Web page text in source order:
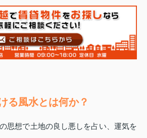
る風水とは何か？
思想で土地の良し悪しを占い、運気を